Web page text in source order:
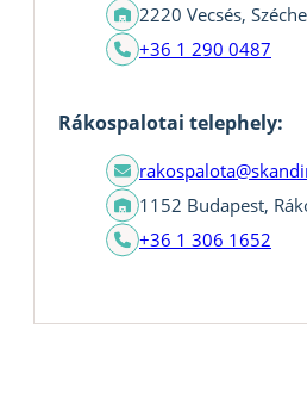
2220 Vecsés,
+36 1 290 0487
Rákospalotai telephely:
1152 Budapest,
+36 1 306 1652